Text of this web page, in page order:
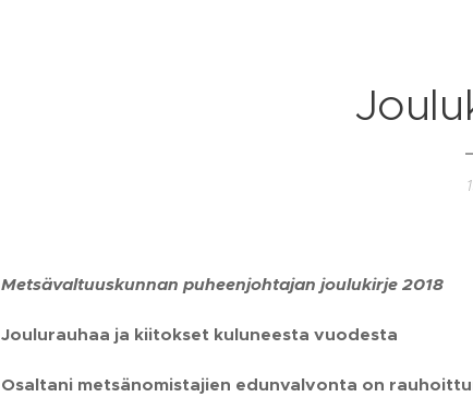
Metsävaltuuskunnan puheenjohtajan joulukirje 2018
Joulurauhaa ja kiitokset kuluneesta vuodesta
Osaltani metsänomistajien edunvalvonta on